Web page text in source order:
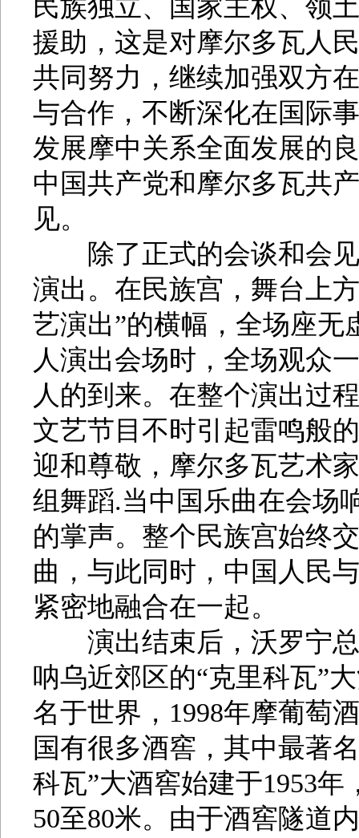
民族独立、国家主权、领
援助，这是对摩尔多瓦人
共同努力，继续加强双方
与合作，不断深化在国际
发展摩中关系全面发展的
中国共产党和摩尔多瓦共
见。
除了正式的会谈和会见
演出。在民族宫，舞台上
艺演出”的横幅，全场座
人演出会场时，全场观众
人的到来。在整个演出过
文艺节目不时引起雷鸣般
迎和尊敬，摩尔多瓦艺术
组舞蹈.当中国乐曲在会场
的掌声。整个民族宫始终
曲，与此同时，中国人民
紧密地融合在一起。
演出结束后，沃罗宁总
呐乌近郊区的“克里科瓦”
名于世界，1998年摩葡萄
国有很多酒窖，其中最著
科瓦”大酒窖始建于1953
50至80米。由于酒窖隧道